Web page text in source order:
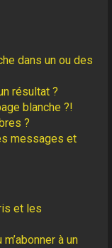
dans un ou des
résultat ?
blanche ?!
?
messages et
et les
à un